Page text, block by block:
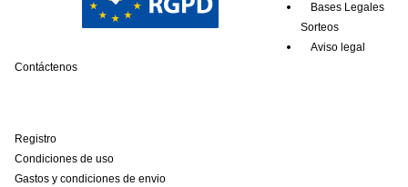
Bases Legales
Sorteos
Aviso legal
Contáctenos
Registro
Condiciones de uso
Gastos y condiciones de envio